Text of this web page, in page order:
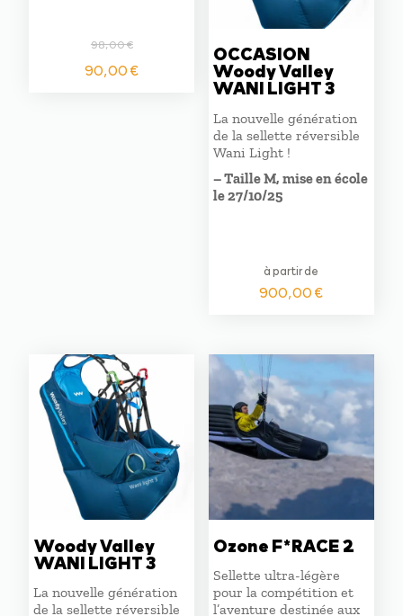
98,00€
Le
prix
90,00€Le
90,00 €.
OCCASION
Woody Valley
WANI LIGHT 3
La nouvelle génération
de la sellette réversible
Wani Light !
– Taille M, mise en école
le 27/10/25
à partir de
900,00€
Woody Valley
WANI LIGHT 3
La nouvelle génération
de la sellette réversible
Ozone F*RACE 2
Sellette ultra-légère
pour la compétition et
l’aventure destinée aux